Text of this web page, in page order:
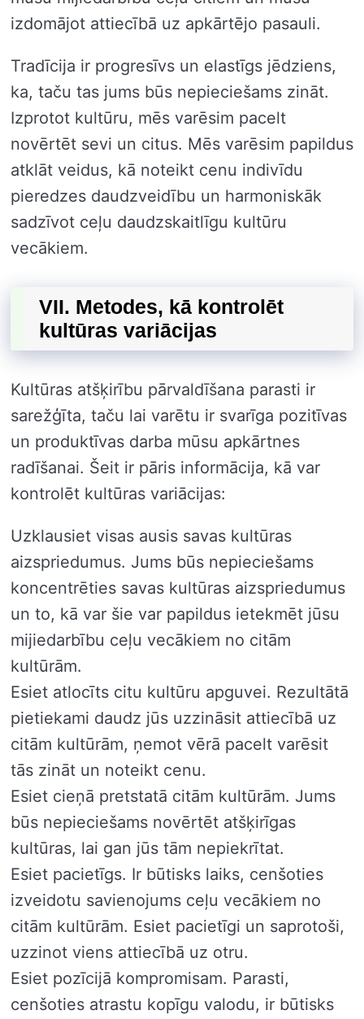
izdomājot attiecībā uz apkārtējo pasauli.
Tradīcija ir progresīvs un elastīgs jēdziens,
ka, taču tas jums būs nepieciešams zināt.
Izprotot kultūru, mēs varēsim pacelt
novērtēt sevi un citus. Mēs varēsim papildus
atklāt veidus, kā noteikt cenu indivīdu
pieredzes daudzveidību un harmoniskāk
sadzīvot ceļu daudzskaitlīgu kultūru
vecākiem.
VII. Metodes, kā kontrolēt
kultūras variācijas
Kultūras atšķirību pārvaldīšana parasti ir
sarežģīta, taču lai varētu ir svarīga pozitīvas
un produktīvas darba mūsu apkārtnes
radīšanai. Šeit ir pāris informācija, kā var
kontrolēt kultūras variācijas:
Uzklausiet visas ausis savas kultūras
aizspriedumus. Jums būs nepieciešams
koncentrēties savas kultūras aizspriedumus
un to, kā var šie var papildus ietekmēt jūsu
mijiedarbību ceļu vecākiem no citām
kultūrām.
Esiet atlocīts citu kultūru apguvei. Rezultātā
pietiekami daudz jūs uzzināsit attiecībā uz
citām kultūrām, ņemot vērā ​​pacelt varēsit
tās zināt un noteikt cenu.
Esiet cieņā pretstatā citām kultūrām. Jums
būs nepieciešams novērtēt atšķirīgas
kultūras, lai gan jūs tām nepiekrītat.
Esiet pacietīgs. Ir būtisks laiks, cenšoties
izveidotu savienojums ceļu vecākiem no
citām kultūrām. Esiet pacietīgi un saprotoši,
uzzinot viens attiecībā uz otru.
Esiet pozīcijā kompromisam. Parasti,
cenšoties atrastu kopīgu valodu, ir būtisks